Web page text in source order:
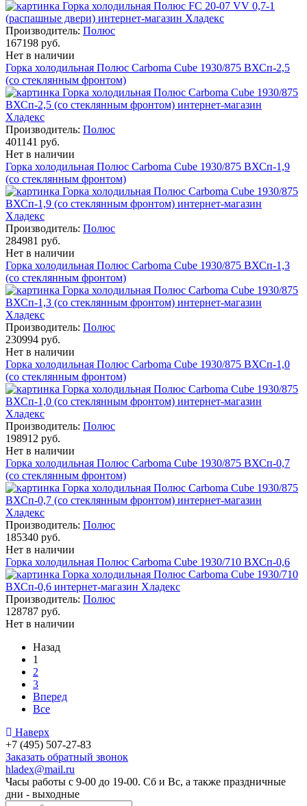
Производитель: Полюс
167198 руб.
Нет в наличии
Горка холодильная Полюс Carboma Cube 1930/875 ВХСп-2,5
(со стеклянным фронтом)
Производитель: Полюс
401141 руб.
Нет в наличии
Горка холодильная Полюс Carboma Cube 1930/875 ВХСп-1,9
(со стеклянным фронтом)
Производитель: Полюс
284981 руб.
Нет в наличии
Горка холодильная Полюс Carboma Cube 1930/875 ВХСп-1,3
(со стеклянным фронтом)
Производитель: Полюс
230994 руб.
Нет в наличии
Горка холодильная Полюс Carboma Cube 1930/875 ВХСп-1,0
(со стеклянным фронтом)
Производитель: Полюс
198912 руб.
Нет в наличии
Горка холодильная Полюс Carboma Cube 1930/875 ВХСп-0,7
(со стеклянным фронтом)
Производитель: Полюс
185340 руб.
Нет в наличии
Горка холодильная Полюс Carboma Cube 1930/710 ВХСп-0,6
Производитель: Полюс
128787 руб.
Нет в наличии
Назад
1
2
3
Вперед
Все
Наверх
+7 (495) 507-27-83
Заказать обратный звонок
hladex@mail.ru
Часы работы с 9-00 до 19-00. Сб и Вс, а также праздничные
дни - выходные